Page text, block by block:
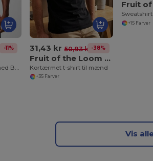
-11%
Behagelig Tanktop med Brede Stropper
31,43 kr 50,93 kr -38%
Fruit of the Loom SC230
Kortærmet t-shirt til mænd
+35 Farver
+15 Farver
Vis